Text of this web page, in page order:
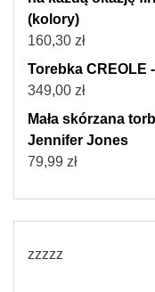
(kolory)
160,30 zł
Torebka CREOLE
349,00 zł
Mała skórzana
Jennifer Jones
79,99 zł
zzzzz